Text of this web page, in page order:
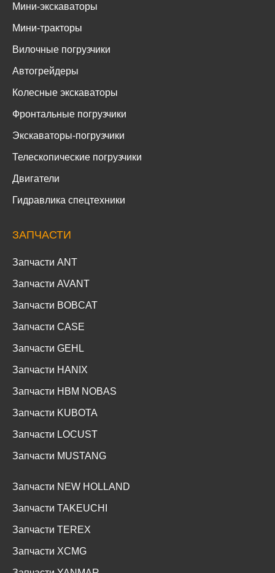
Мини-экскаваторы
Мини-тракторы
Вилочные погрузчики
Автогрейдеры
Колесные экскаваторы
Фронтальные погрузчики
Экскаваторы-погрузчики
Телескопические погрузчики
Двигатели
Гидравлика спецтехники
ЗАПЧАСТИ
Запчасти ANT
Запчасти AVANT
Запчасти BOBCAT
Запчасти CASE
Запчасти GEHL
Запчасти HANIX
Запчасти HBM NOBAS
Запчасти KUBOTA
Запчасти LOCUST
Запчасти MUSTANG
Запчасти NEW HOLLAND
Запчасти TAKEUCHI
Запчасти TEREX
Запчасти XCMG